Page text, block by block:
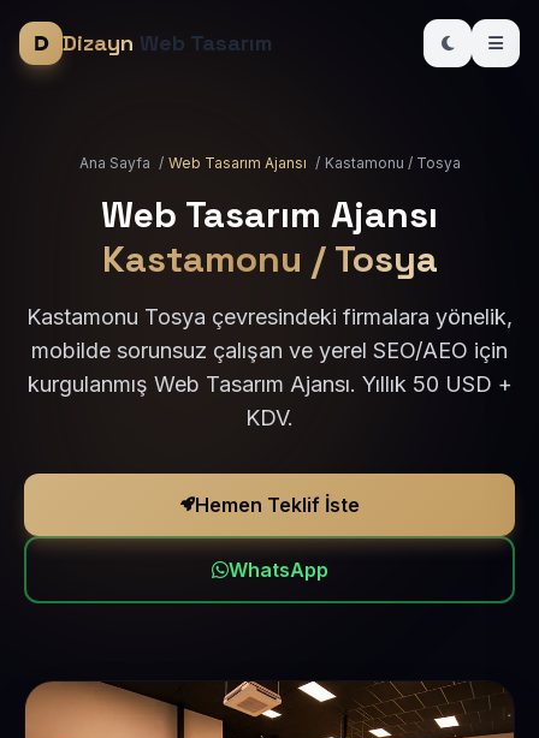
Dizayn Web Tasarım
Ana Sayfa / Web Tasarım Ajansı / Kastamonu / Tosya
Web Tasarım Ajansı
Kastamonu / Tosya
Kastamonu Tosya çevresindeki firmalara yönelik,
mobilde sorunsuz çalışan ve yerel SEO/AEO için
kurgulanmış Web Tasarım Ajansı. Yıllık 50 USD +
KDV.
Hemen Teklif İste
WhatsApp